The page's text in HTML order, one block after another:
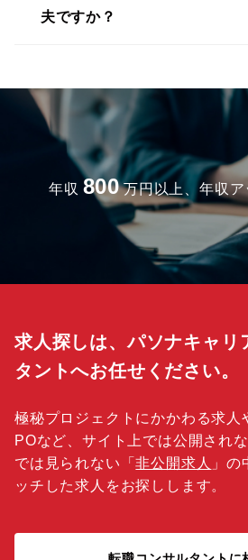
夫ですか？
年収 800 万円以上、年収
求人探しは、パソナキャリ
タントへお任せください。
極秘プロジェクトにかかわる求人
POなど、サイト上では公開され
では見られない「非公開求人 」の
ッチした求人をお探しします。